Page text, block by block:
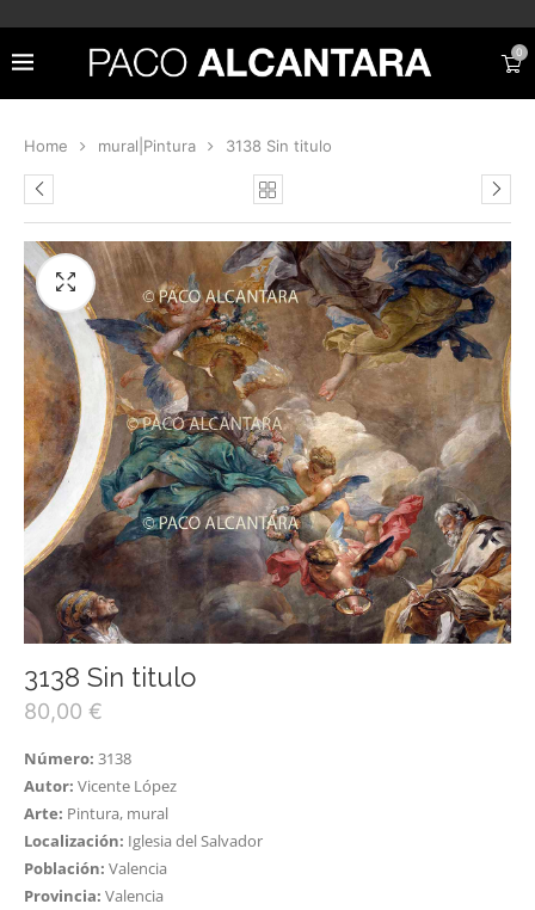
0
Home mural|Pintura 3138 Sin titulo
3138 Sin titulo
80,00 €
Número: 3138
Autor: Vicente López
Arte: Pintura, mural
Localización: Iglesia del Salvador
Población: Valencia
Provincia: Valencia